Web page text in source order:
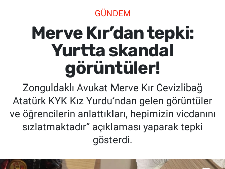
GÜNDEM
Merve Kır’dan tepki:
Yurtta skandal
görüntüler!
Zonguldaklı Avukat Merve Kır Cevizlibağ
Atatürk KYK Kız Yurdu’ndan gelen görüntüler
ve öğrencilerin anlattıkları, hepimizin vicdanını
sızlatmaktadır” açıklaması yaparak tepki
gösterdi.